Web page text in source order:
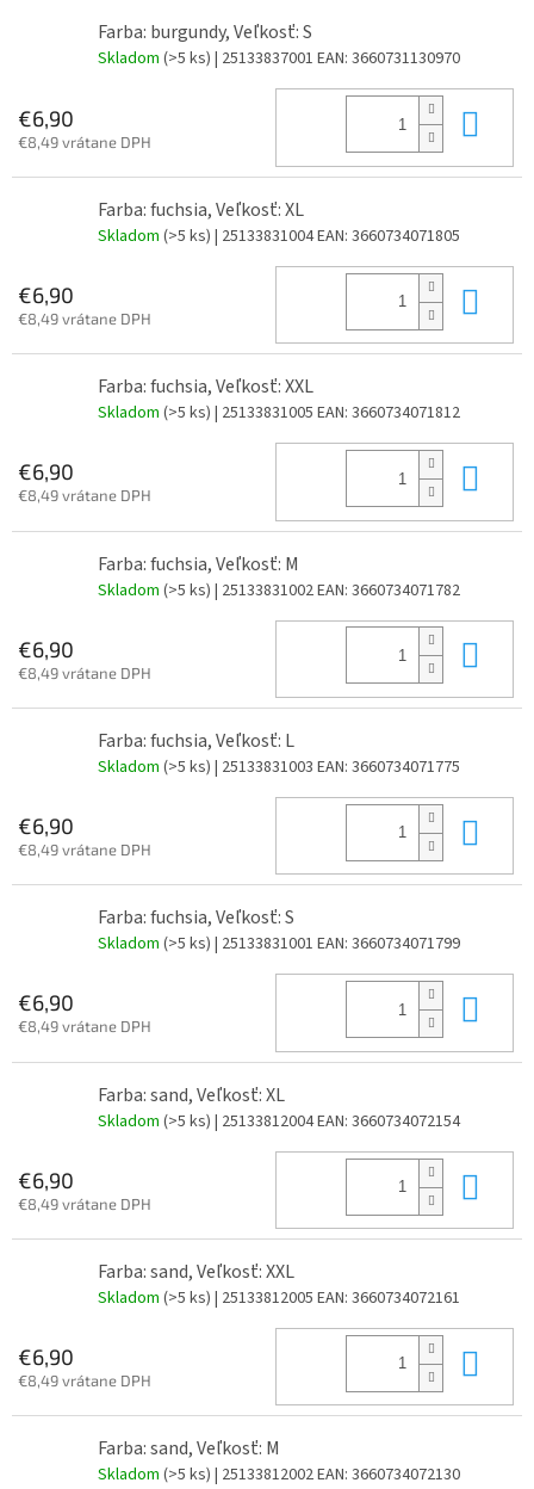
Farba: burgundy, Veľkosť: S
Skladom (>5 ks) | 25133837001 EAN: 3660731130970
€6,90
€8,49 vrátane DPH
Farba: fuchsia, Veľkosť: XL
Skladom (>5 ks) | 25133831004EAN: 3660734071805
€6,90
€8,49 vrátane DPH
Farba: fuchsia, Veľkosť: XXL
Skladom (>5 ks) | 25133831005 EAN: 3660734071812
€6,90
€8,49 vrátane DPH
Farba: fuchsia, Veľkosť: M
Skladom (>5 ks) | 25133831002EAN: 3660734071782
€6,90
€8,49 vrátane DPH
Farba: fuchsia, Veľkosť: L
Skladom (>5 ks) | 25133831003 EAN: 3660734071775
€6,90
€8,49 vrátane DPH
Farba: fuchsia, Veľkosť: S
Skladom (>5 ks) | 25133831001 EAN: 3660734071799
€6,90
€8,49 vrátane DPH
Farba: sand, Veľkosť: XL
Skladom (>5 ks) | 25133812004EAN: 3660734072154
€6,90
€8,49 vrátane DPH
Farba: sand, Veľkosť: XXL
Skladom (>5 ks) | 25133812005 EAN: 3660734072161
€6,90
€8,49 vrátane DPH
Farba: sand, Veľkosť: M
Skladom (>5 ks) | 25133812002EAN: 3660734072130